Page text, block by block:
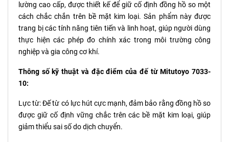
lường cao cấp, được thiết kế để giữ cố định đồng hồ so một
cách chắc chắn trên bề mặt kim loại. Sản phẩm này được
trang bị các tính năng tiên tiến và linh hoạt, giúp người dùng
thực hiện các phép đo chính xác trong môi trường công
nghiệp và gia công cơ khí.
Thông số kỹ thuật và đặc điểm của đế từ Mitutoyo 7033-
10:
Lực từ: Đế từ có lực hút cực mạnh, đảm bảo rằng đồng hồ so
được giữ cố định vững chắc trên các bề mặt kim loại, giúp
giảm thiểu sai số do dịch chuyển.